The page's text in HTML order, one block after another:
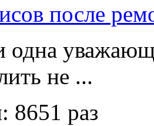
после
одна
не ...
8651 раз